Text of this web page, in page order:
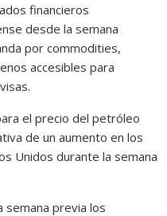
financieros
desde la semana
por commodities,
accesibles para
el precio del petróleo
de un aumento en los
Unidos durante la semana
semana previa los